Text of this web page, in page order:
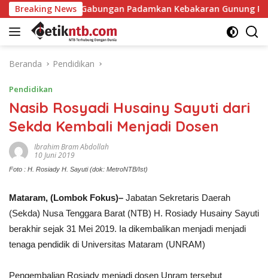
Langsung
ke
konten
Breaking News
Padamkan Kebakaran Gunung Rinjani HUT
Beranda Pendidikan
Pendidikan
Nasib Rosyadi Husainy Sayuti dari
Sekda Kembali Menjadi Dosen
Ibrahim Bram Abdollah
10 Juni 2019
Foto : H. Rosiady H. Sayuti (dok: MetroNTB/Ist)
Mataram, (Lombok Fokus)– Jabatan Sekretaris Daerah
(Sekda) Nusa Tenggara Barat (NTB) H. Rosiady Husainy Sayuti
berakhir sejak 31 Mei 2019. Ia dikembalikan menjadi menjadi
tenaga pendidik di Universitas Mataram (UNRAM)
Pengembalian Rosiady menjadi dosen Unram tersebut